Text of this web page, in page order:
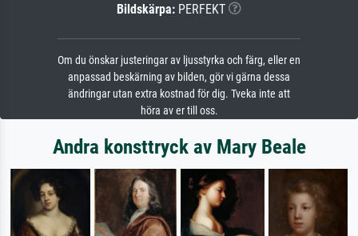
Bildskärpa: PERFEKT
Om du önskar justeringar av ljusstyrka och färg, eller en
anpassad beskärning av bilden, gör vi gärna dessa
ändringar utan extra kostnad för dig. Tveka inte att
höra av er till oss.
Andra konsttryck av Mary Beale